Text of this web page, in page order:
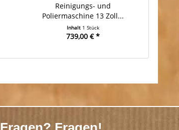
Reinigungs- und
Poliermaschine 13 Zoll...
Inhalt 1 Stück
739,00 € *